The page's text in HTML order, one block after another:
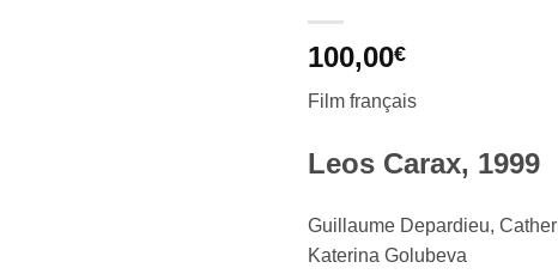
100,00€
Film français
Leos Carax, 1999
Guillaume Depardieu,
Katerina Golubeva